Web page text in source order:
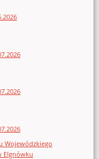
Wojewódzkiego
Elgnówku